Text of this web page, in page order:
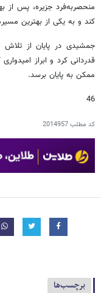
منحصربه‌فرد جزیره، پس از
کند و به یکی از بهترین
جمشیدی در پایان از تلاش
قدردانی کرد و ابراز
ممکن به پایان برسد.
46
کد مطلب2014957
برچسب‌ها